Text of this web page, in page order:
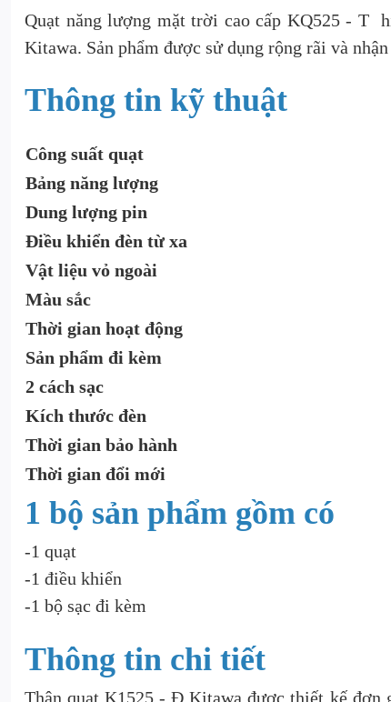
Quạt năng lượng mặt trời cao cấp KQ525 - T
Kitawa. Sản phẩm được sử dụng rộng rãi và
Thông tin kỹ thuật
Công suất quạt
Bảng năng lượng
Dung lượng pin
Điều khiển đèn từ xa
Vật liệu vỏ ngoài
Màu sắc
Thời gian hoạt động
Sản phẩm đi kèm
2 cách sạc
Kích thước đèn
Thời gian bảo hành
Thời gian đổi mới
1 bộ sản phẩm gồm có
-1 quạt
-1 điều khiển
-1 bộ sạc đi kèm
Thông tin chi tiết
Thân quạt K1525 - Đ Kitawa được thiết kế đơn